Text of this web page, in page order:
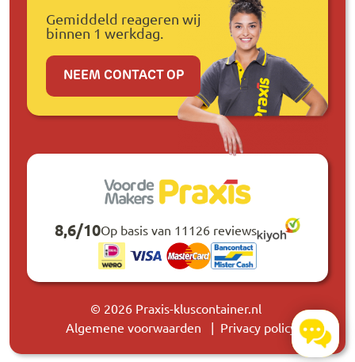
Gemiddeld reageren wij
binnen 1 werkdag.
NEEM CONTACT OP
8,6/10Op basis van 11126 reviews
© 2026 Praxis-kluscontainer.nl
Algemene voorwaarden
Privacy policy